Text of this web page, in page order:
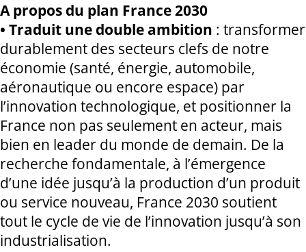
A propos du plan France 2030
• Traduit une double ambition : transformer
durablement des secteurs clefs de notre
économie (santé, énergie, automobile,
aéronautique ou encore espace) par
l’innovation technologique, et positionner la
France non pas seulement en acteur, mais
bien en leader du monde de demain. De la
recherche fondamentale, à l’émergence
d’une idée jusqu’à la production d’un produit
ou service nouveau, France 2030 soutient
tout le cycle de vie de l’innovation jusqu’à son
industrialisation.